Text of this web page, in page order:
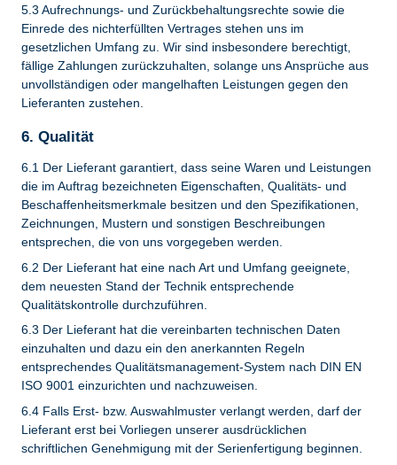
5.3 Aufrechnungs- und Zurückbehaltungsrechte sowie die
Einrede des nichterfüllten Vertrages stehen uns im
gesetzlichen Umfang zu. Wir sind insbesondere berechtigt,
fällige Zahlungen zurückzuhalten, solange uns Ansprüche aus
unvollständigen oder mangelhaften Leistungen gegen den
Lieferanten zustehen.
6. Qualität
6.1 Der Lieferant garantiert, dass seine Waren und Leistungen
die im Auftrag bezeichneten Eigenschaften, Qualitäts- und
Beschaffenheitsmerkmale besitzen und den Spezifikationen,
Zeichnungen, Mustern und sonstigen Beschreibungen
entsprechen, die von uns vorgegeben werden.
6.2 Der Lieferant hat eine nach Art und Umfang geeignete,
dem neuesten Stand der Technik entsprechende
Qualitätskontrolle durchzuführen.
6.3 Der Lieferant hat die vereinbarten technischen Daten
einzuhalten und dazu ein den anerkannten Regeln
entsprechendes Qualitätsmanagement-System nach DIN EN
ISO 9001 einzurichten und nachzuweisen.
6.4 Falls Erst- bzw. Auswahlmuster verlangt werden, darf der
Lieferant erst bei Vorliegen unserer ausdrücklichen
schriftlichen Genehmigung mit der Serienfertigung beginnen.